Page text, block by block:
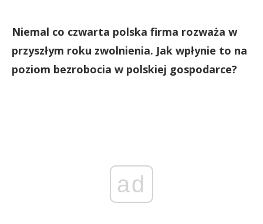
Niemal co czwarta polska firma rozważa w
przyszłym roku zwolnienia. Jak wpłynie to na
poziom bezrobocia w polskiej gospodarce?
ad